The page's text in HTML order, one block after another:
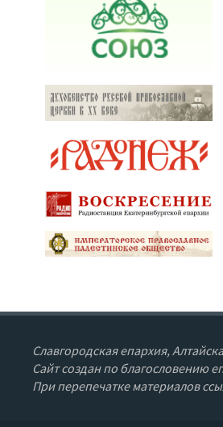
Славгородская епархия,
Сайт создан по благословению
При перепечатке материалов